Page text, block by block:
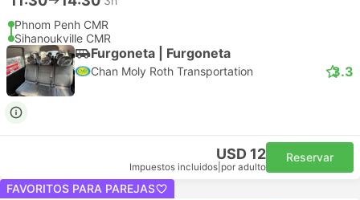
Phnom Penh CMR
Sihanoukville CMR
Furgoneta | Furgoneta
Chan Moly Roth Transportation 3.3
USD 12
Impuestos incluidos por adulto
Reservar
FAVORITOS PARA PAREJAS